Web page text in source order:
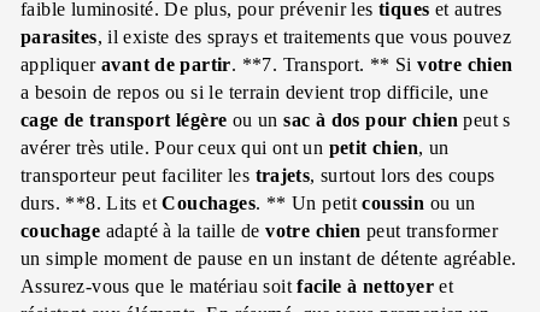
faible luminosité. De plus, pour prévenir les tiques et autres
parasites, il existe des sprays et traitements que vous pouvez
appliquer avant de partir. **7. Transport. ** Si votre chien
a besoin de repos ou si le terrain devient trop difficile, une
cage de transport légère ou un sac à dos pour chien peut s
avérer très utile. Pour ceux qui ont un petit chien, un
transporteur peut faciliter les trajets, surtout lors des coups
durs. **8. Lits et Couchages. ** Un petit coussin ou un
couchage adapté à la taille de votre chien peut transformer
un simple moment de pause en un instant de détente agréable.
Assurez-vous que le matériau soit facile à nettoyer et